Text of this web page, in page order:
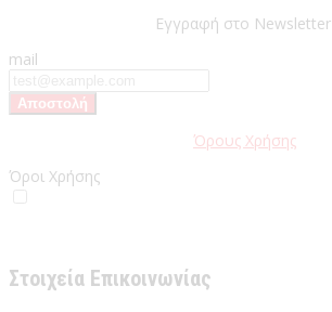
Εγγραφή στο Newsletter
mail
Όρους Χρήσης
Όροι Χρήσης
Στοιχεία Επικοινωνίας